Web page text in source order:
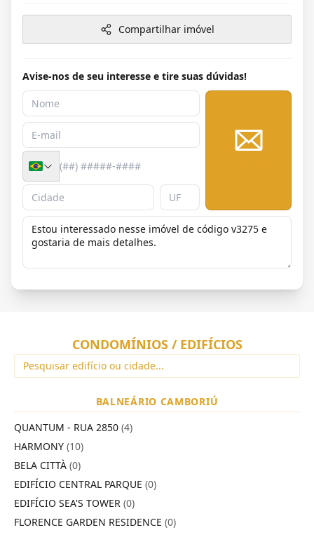
Compartilhar imóvel
Avise-nos de seu interesse e tire suas dúvidas!
CONDOMÍNIOS / EDIFÍCIOS
BALNEÁRIO CAMBORIÚ
QUANTUM - RUA 2850 (4)
HARMONY (10)
BELA CITTÀ (0)
EDIFÍCIO CENTRAL PARQUE (0)
EDIFÍCIO SEA'S TOWER (0)
FLORENCE GARDEN RESIDENCE (0)